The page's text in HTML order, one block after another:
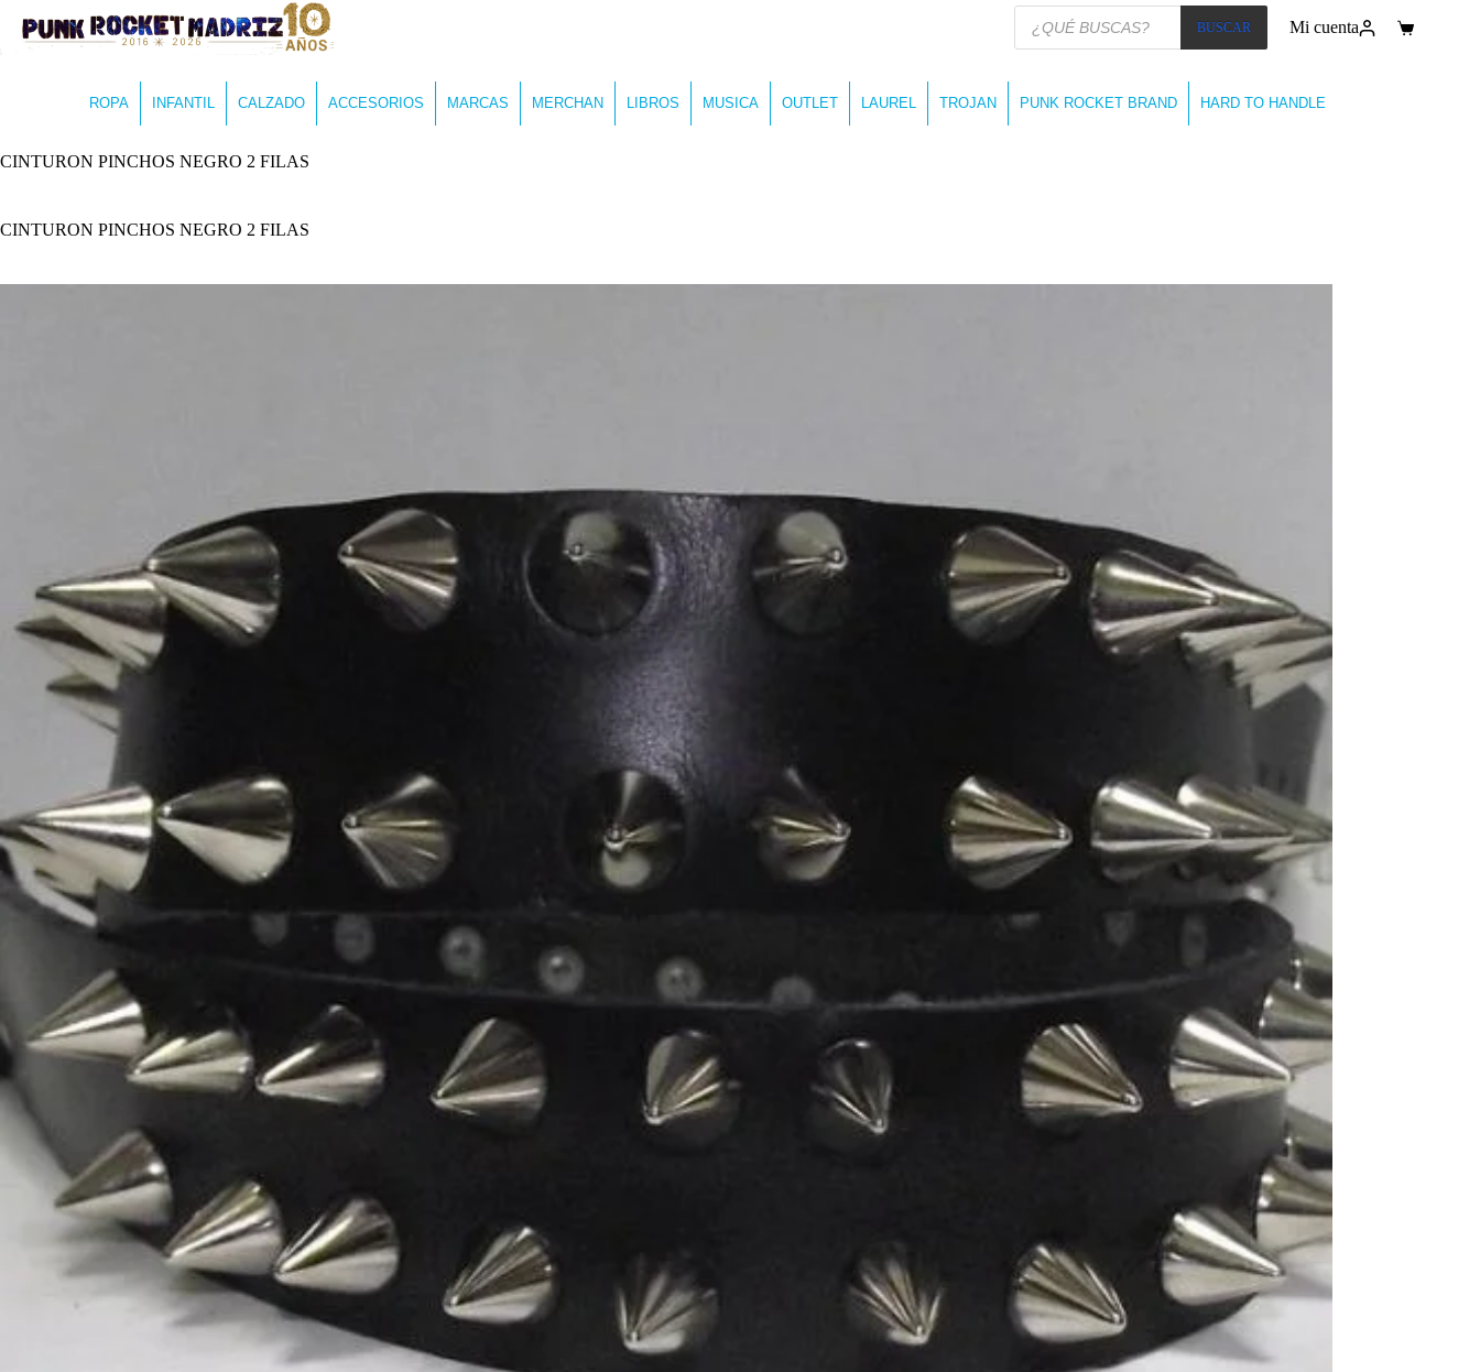
Búsqueda
productos
BUSCAR Mi cuenta
Carro
ROPA INFANTIL CALZADO ACCESORIOS MARCAS MERCHAN LIBROS MUSICA OUTLET LAUREL TROJAN PUNK ROCKET BRAND HARD TO HANDLE
CINTURON PINCHOS NEGRO 2 FILAS
CINTURON PINCHOS NEGRO 2 FILAS